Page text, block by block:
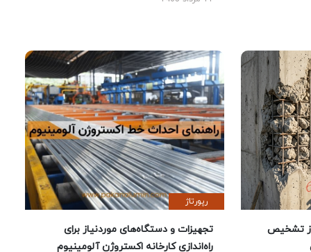
تشخیص
رپورتاژ
تجهیزات و دستگاه‌های موردنیاز برای
راه‌اندازی کارخانه اکستروژن آلومینیوم